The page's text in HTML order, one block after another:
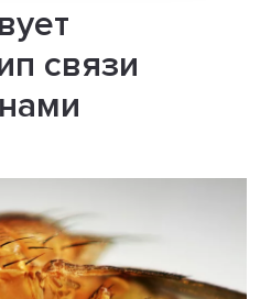
связи